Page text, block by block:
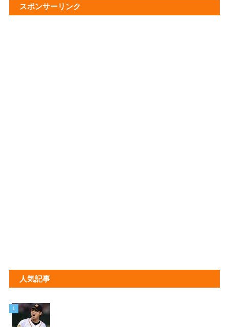
スポンサーリンク
人気記事